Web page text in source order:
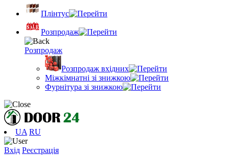
Плінтус
Розпродаж
Розпродаж
Розпродаж вхідних
Міжкімнатні зі знижкою
Фурнітура зі знижкою
UA RU
Вхід Реєстрація